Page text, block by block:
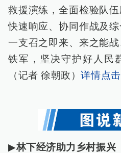
救援演练，全面检验队
快速响应、协同作战及
一支召之即来、来之能
铁军，坚决守护好人民
（记者 徐朝政）详情点击
▶林下经济助力乡村振兴